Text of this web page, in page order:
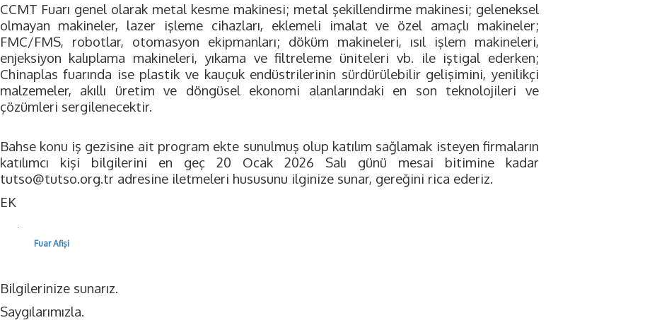
CCMT Fuarı genel olarak metal kesme makinesi; metal şekillendirme makinesi; geleneksel
olmayan makineler, lazer işleme cihazları, eklemeli imalat ve özel amaçlı makineler;
FMC/FMS, robotlar, otomasyon ekipmanları; döküm makineleri, ısıl işlem makineleri,
enjeksiyon kalıplama makineleri, yıkama ve filtreleme üniteleri vb. ile iştigal ederken;
Chinaplas fuarında ise plastik ve kauçuk endüstrilerinin sürdürülebilir gelişimini, yenilikçi
malzemeler, akıllı üretim ve döngüsel ekonomi alanlarındaki en son teknolojileri ve
çözümleri sergilenecektir.
Bahse konu iş gezisine ait program ekte sunulmuş olup katılım sağlamak isteyen firmaların
katılımcı kişi bilgilerini en geç 20 Ocak 2026 Salı günü mesai bitimine kadar
tutso@tutso.org.tradresine iletmeleri hususunu ilginize sunar, gereğini rica ederiz.
EK
·
Fuar Afişi
Bilgilerinize sunarız.
Saygılarımızla.